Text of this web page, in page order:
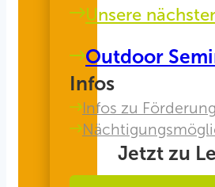
Unsere
Outdoor
Infos
Infos zu
Jetzt zu